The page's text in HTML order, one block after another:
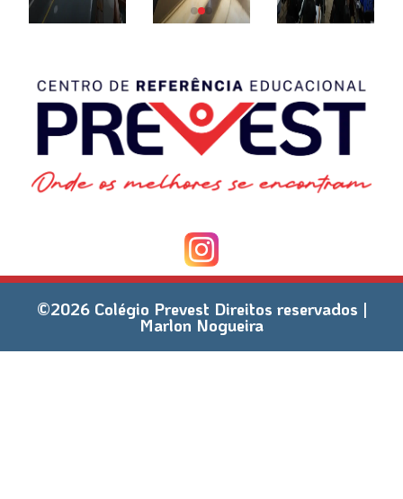
©2026 Colégio Prevest Direitos reservados |
Marlon Nogueira